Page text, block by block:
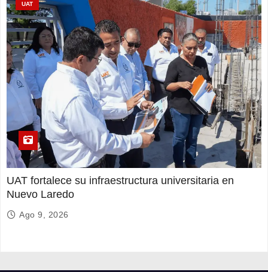
UAT
UAT fortalece su infraestructura universitaria en
Nuevo Laredo
Ago 9, 2026